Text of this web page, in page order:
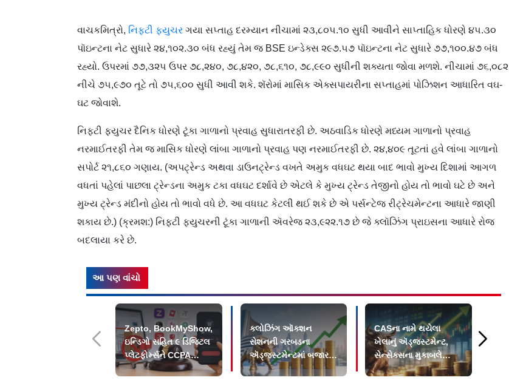
વાચકમિત્રો, નિફ્ટી ફ્યુચર ગયા સપ્તાહ દરમ્યાન નીચામાં ૨૩,૮૦૫.૧૦ સુધી આવીને સાપ્તાહિક ધોરણે ૪૫.૩૦
પૉઇન્ટના નેટ સુધારે ૨૪,૧૦૨.૩૦ બંધ રહ્યું તેમ જ BSE ઇન્ડેક્સ ૨૯૭.૫૭ પૉઇન્ટના નેટ સુધારે ૭૭,૧૦૦.૪૭ બંધ
રહ્યો. ઉપરમાં ૭૭,૩૨૫ ઉપર ૭૮,૨૪૦, ૭૮,૪૨૦, ૭૮,૬૧૦, ૭૮,૯૯૦ સુધીની શક્યતા જોવા મળશે. નીચામાં ૭૬,૦૮૨
નીચે ૭૫,૯૭૦ તૂટે તો ૭૫,૬૦૦ સુધી આવી શકે. શૅરોમાં માસિક એક્સપાયરીના સપ્તાહમાં પોઝિશન આધારિત વઘ-
ઘટ જોવાશે.
નિફ્ટી ફ્યુચર દૈનિક ધોરણે ટૂંકા ગાળાનો પ્રવાહ સુધારાતરફી છે. અઠવાડિક ધોરણે મધ્યમ ગાળાનો પ્રવાહ
નરમાઈતરફી તેમ જ માસિક ધોરણે લાંબા ગાળાનો પ્રવાહ પણ નરમાઈતરફી છે. ૨૪,૪૦૯ તૂટતાં હવે લાંબા ગાળાનો
સપોર્ટ ૨૧,૮૬૦ ગણાય. (અપટ્રેન્ડ અથવા ડાઉનટ્રેન્ડ વખતે અમુક વધઘટ થયા બાદ ભાવો મુખ્ય દિશામાં આગળ
વધતાં પહેલાં પાછલા ટ્રેન્ડના અમુક ટકા વધઘટ દર્શાવે છે એટલે કે મુખ્ય ટ્રેન્ડ તેજીનો હોય તો ભાવો ઘટે છે અને
મુખ્ય ટ્રેન્ડ મંદીનો હોય તો ભાવો વધે છે. આ વધઘટ કેટલી થઈ શકે છે એ પર્સન્ટેજ રીટ્રેચમેન્ટના આધારે જાણી
શકાય છે.) (ક્રમશ:) નિફ્ટી ફ્યુચરની ટૂંકા ગાળાની ઍવરેજ ૨૩,૯૨૨.૧૭ છે જે ક્લૉઝિંગ પ્રાઇસના આધારે રોજ
બદલાયા કરે છે.
આ પણ વાંચો
Zepto, BookMyShow,
ઇન્ડિગો સહિત ૯ ડિજિટલ
પ્લેટફોર્મ્સને CCPA
ફટકાર્યો દંડ
ક્લોઝિંગ ઑક્શન
સેશનની ગરબડના
ઍડ્જસ્ટમેન્ટમાં બજાર
પ્લસમાં બંધ
CASના નામે થયેલા
ખેલાનું ઍડ્જસ્ટમેન્ટ,
સેન્સેક્સના મુકાબલે
નિફ્ટીમાં મોટો ઘટાડો